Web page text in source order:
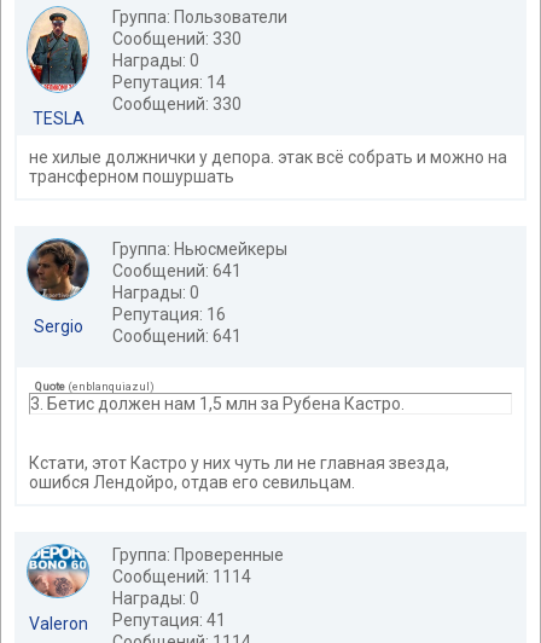
TESLA
Группа: Пользователи
Сообщений: 330
Награды: 0
Репутация: 14
Сообщений: 330
не хилые должнички у депора. этак всё собрать и можно на
трансферном пошуршать
Sergio
Группа: Ньюсмейкеры
Сообщений: 641
Награды: 0
Репутация: 16
Сообщений: 641
Quote (enblanquiazul)
3. Бетис должен нам 1,5 млн за Рубена Кастро.
Кстати, этот Кастро у них чуть ли не главная звезда,
ошибся Лендойро, отдав его севильцам.
Valeron
Группа: Проверенные
Сообщений: 1114
Награды: 0
Репутация: 41